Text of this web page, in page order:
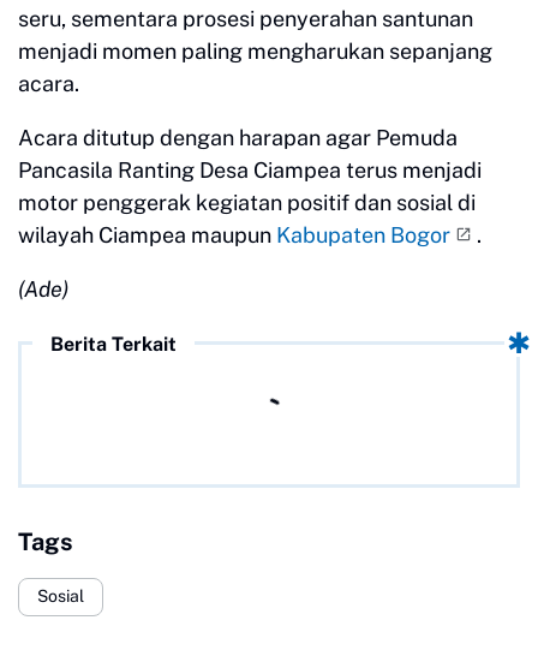
seru, sementara prosesi penyerahan santunan
menjadi momen paling mengharukan sepanjang
acara.
Acara ditutup dengan harapan agar Pemuda
Pancasila Ranting Desa Ciampea terus menjadi
motor penggerak kegiatan positif dan sosial di
wilayah Ciampea maupun Kabupaten Bogor .
(Ade)
Berita Terkait
Tags
Sosial